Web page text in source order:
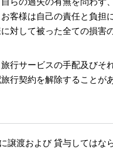
客様は自己の責任と負担
対して被った全ての損害
行サービスの手配及びそ
行契約を解除することが
渡および 貸与してはな